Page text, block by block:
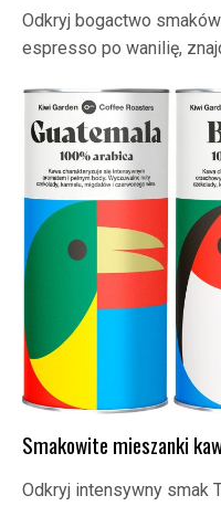
Odkryj bogactwo
espresso po wanilię,
Smakowite mieszanki
Odkryj intensywny smak